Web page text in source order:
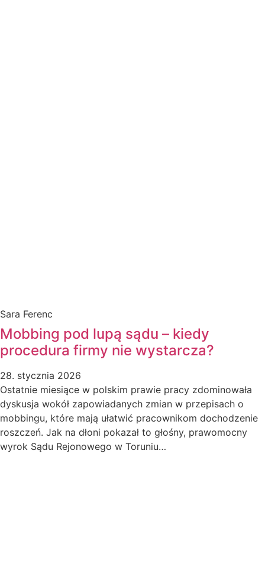
Sara Ferenc
Mobbing pod lupą sądu – kiedy
procedura firmy nie wystarcza?
28. stycznia 2026
Ostatnie miesiące w polskim prawie pracy zdominowała
dyskusja wokół zapowiadanych zmian w przepisach o
mobbingu, które mają ułatwić pracownikom dochodzenie
roszczeń. Jak na dłoni pokazał to głośny, prawomocny
wyrok Sądu Rejonowego w Toruniu…